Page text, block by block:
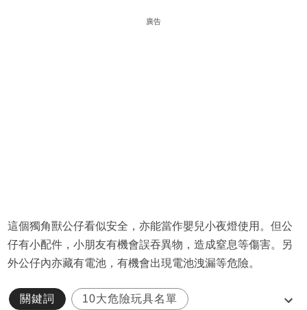
廣告
這個獨角獸公仔看似安全，亦能當作嬰兒小夜燈使用。但公
仔有小配件，小朋友有機會誤吞異物，造成窒息等傷害。另
外公仔內亦藏有電池，有機會出現電池洩漏等危險。
關鍵詞 10大危險玩具名單